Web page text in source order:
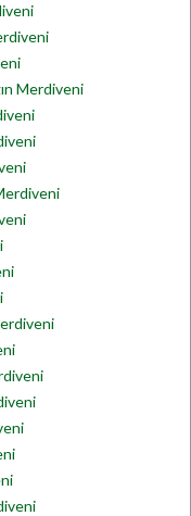
Merdiveni